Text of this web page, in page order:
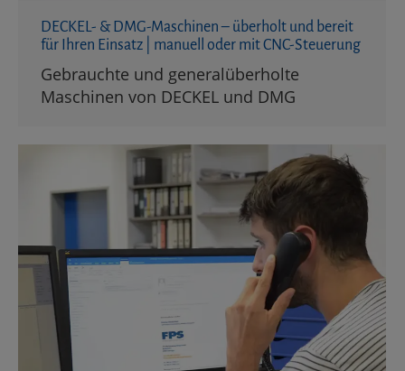
DECKEL- & DMG-Maschinen – überholt und bereit
für Ihren Einsatz | manuell oder mit CNC-Steuerung
Gebrauchte und generalüberholte
Maschinen von DECKEL und DMG